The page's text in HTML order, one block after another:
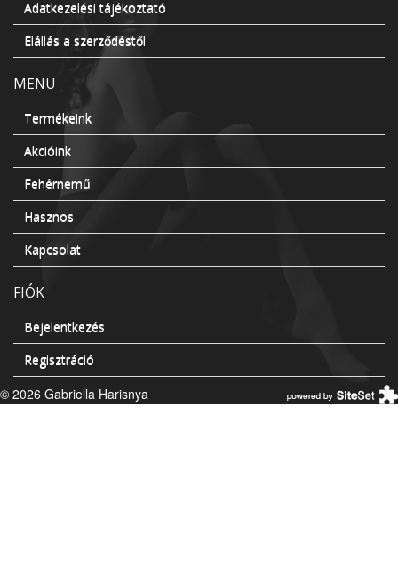
Adatkezelési tájékoztató
Elállás a szerződéstől
MENÜ
Termékeink
Akcióink
Fehérnemű
Hasznos
Kapcsolat
FIÓK
Bejelentkezés
Regisztráció
© 2026 Gabriella Harisnya